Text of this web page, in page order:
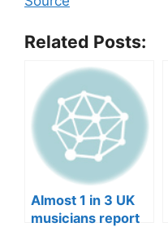
Related Posts:
Almost 1 in 3 UK
musicians report